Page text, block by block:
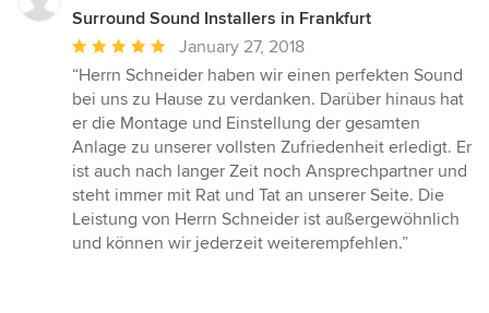
Surround Sound Installers in Frankfurt
Average
rating:
5
out
of
5
stars
January 27, 2018
“Herrn Schneider haben wir einen perfekten Sound
bei uns zu Hause zu verdanken. Darüber hinaus hat
er die Montage und Einstellung der gesamten
Anlage zu unserer vollsten Zufriedenheit erledigt. Er
ist auch nach langer Zeit noch Ansprechpartner und
steht immer mit Rat und Tat an unserer Seite. Die
Leistung von Herrn Schneider ist außergewöhnlich
und können wir jederzeit weiterempfehlen.”